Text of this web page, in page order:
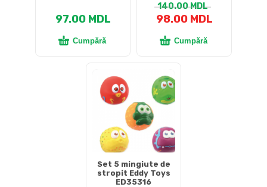
97.00 MDL
Cumpără
140.00MDL
98.00 MDL
Cumpără
Set 5 mingiute de
stropit Eddy Toys
ED35316